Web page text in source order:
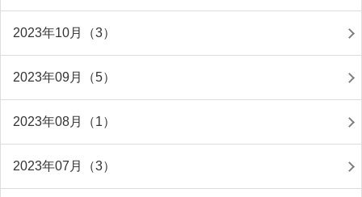
2023年10月（3）
2023年09月（5）
2023年08月（1）
2023年07月（3）